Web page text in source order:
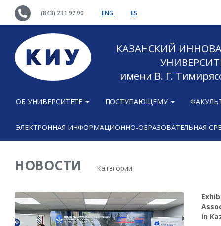
(843) 231 92 90 ENG ES
КАЗАНСКИЙ
имени В. Г.
ОБ УНИВЕРСИТЕТЕ ПОСТУПАЮЩЕМУ
ЭЛЕКТРОННАЯ ИНФОРМАЦИОННО-ОБРАЗОВАТЕЛЬНАЯ
НОВОСТИ Категории:
in